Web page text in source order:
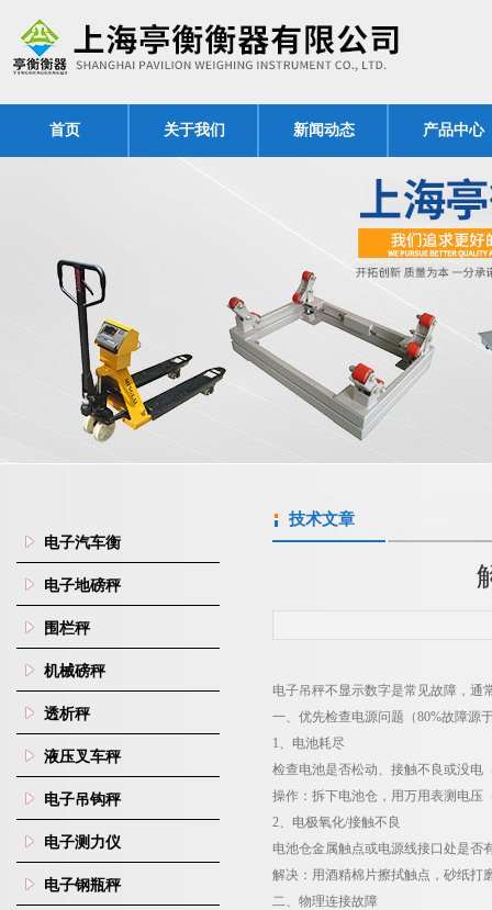
首页 关于我们 新闻动态 产品中心
电子汽车衡
电子地磅秤
围栏秤
机械磅秤
透析秤
液压叉车秤
电子吊钩秤
电子测力仪
电子钢瓶秤
技术文章
电子吊秤不显示数字是常见故障，通
一、优先检查电源问题（80%故障源
‌1、 电池耗尽
检查电池是否松动、接触不良或没电
操作 ：拆下电池仓，用万用表测电压
‌2、 电极氧化/接触不良
电池仓金属触点或电源线接口处是否
解决 ：用酒精棉片擦拭触点，砂纸打
二、物理连接故障